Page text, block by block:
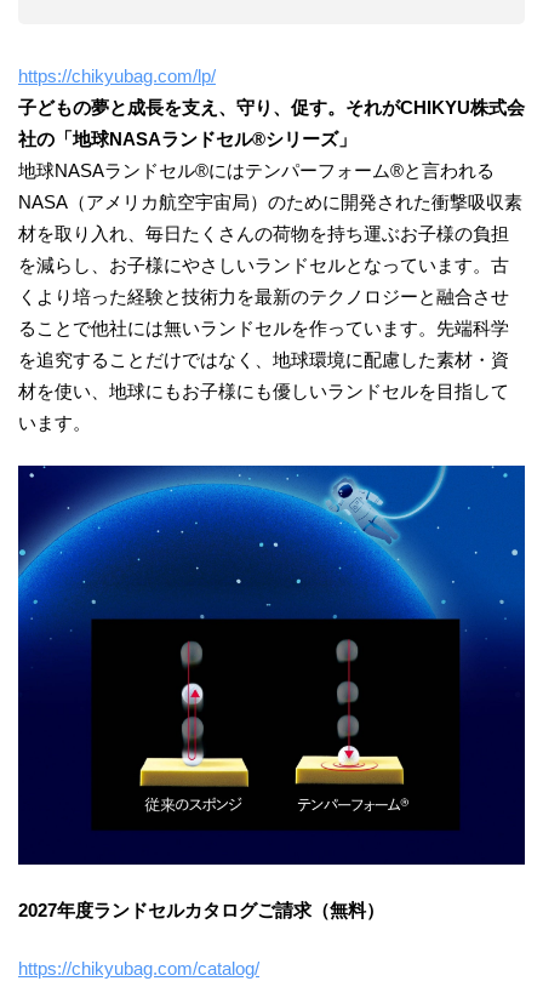
https://chikyubag.com/lp/
子どもの夢と成長を支え、守り、促す。それがCHIKYU株式会
社の「地球NASAランドセル®シリーズ」
地球NASAランドセル®にはテンパーフォーム®と言われる
NASA（アメリカ航空宇宙局）のために開発された衝撃吸収素
材を取り入れ、毎日たくさんの荷物を持ち運ぶお子様の負担
を減らし、お子様にやさしいランドセルとなっています。古
くより培った経験と技術力を最新のテクノロジーと融合させ
ることで他社には無いランドセルを作っています。先端科学
を追究することだけではなく、地球環境に配慮した素材・資
材を使い、地球にもお子様にも優しいランドセルを目指して
います。
2027年度ランドセルカタログご請求（無料）
https://chikyubag.com/catalog/